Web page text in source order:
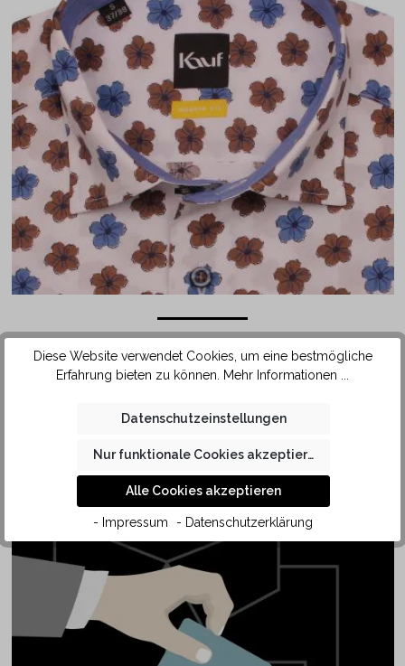
Das Hemd ist mit einem Kragen in der beliebten Kent Form
ausgestattet. Durch die etwas enger aneinanderliegenden
einer sportiven Krawatte aus feinerem Stoff und schmäleren
Baumwolle in KAUF Qualität liegt der Kragen des Hemdes
angenehm weich auf der Haut.
Diese Website verwendet Cookies, um eine bestmögliche
Erfahrung bieten zu können. Mehr Informationen ...
Datenschutzeinstellungen
Nur funktionale Cookies akzeptieren
Alle Cookies akzeptieren
- Impressum - Datenschutzerklärung